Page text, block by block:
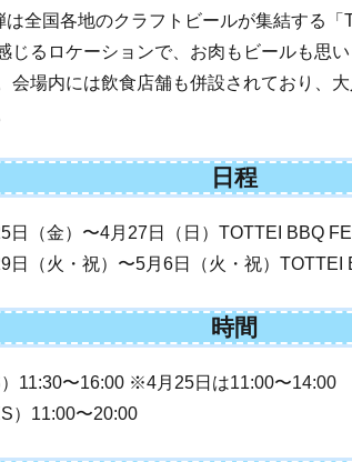
は全国各地のクラフトビールが集結する
じるロケーションで、お肉もビールも思
会場内には飲食店舗も併設されており、
日程
日（金）〜4月27日（日）TOTTEI BBQ
日（火・祝）〜5月6日（火・祝）TOTTEI
時間
）11:30〜16:00 ※4月25日は11:00〜14:00
）11:00〜20:00